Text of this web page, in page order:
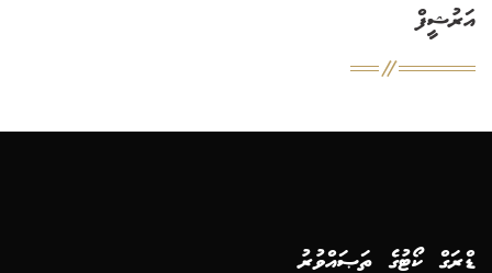
އަރުޝީފް
ޑްރަގް ކޯޓުގެ ތަޞައްވުރު